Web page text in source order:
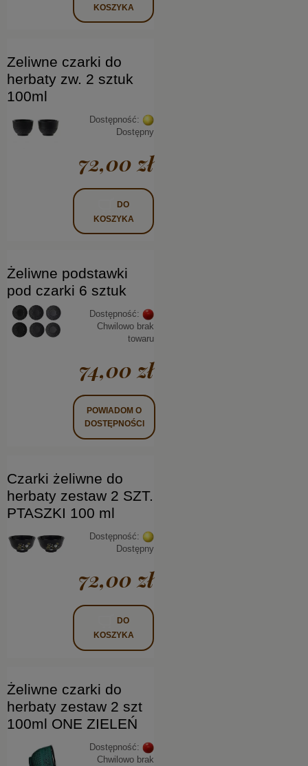
KOSZYKA
Zeliwne czarki do
herbaty zw. 2 sztuk
100ml
Dostępność:
Dostępny
72,00 zł
DO
KOSZYKA
Żeliwne podstawki
pod czarki 6 sztuk
Dostępność:
Chwilowo brak
towaru
74,00 zł
POWIADOM O
DOSTĘPNOŚCI
Czarki żeliwne do
herbaty zestaw 2 SZT.
PTASZKI 100 ml
Dostępność:
Dostępny
72,00 zł
DO
KOSZYKA
Żeliwne czarki do
herbaty zestaw 2 szt
100ml ONE ZIELEŃ
Dostępność:
Chwilowo brak